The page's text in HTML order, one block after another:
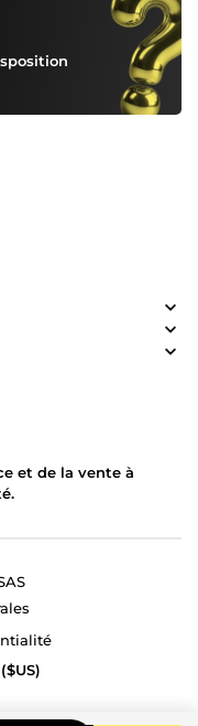
et de la vente à